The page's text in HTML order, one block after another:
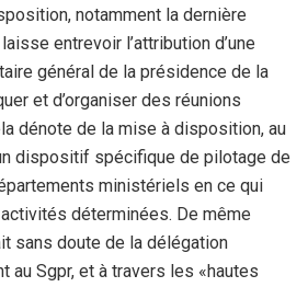
notamment la dernière
entrevoir l’attribution d’une
général de la présidence de la
et d’organiser des réunions
dénote de la mise à disposition, au
dispositif spécifique de pilotage de
ministériels en ce qui
déterminées. De même
sans doute de la délégation
au Sgpr, et à travers les «hautes